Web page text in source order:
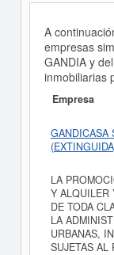
A
empresas
GANDIA y
inmobiliarias
Empresa
GANDICASA
LA
Y ALQUILER
DE TODA
LA
URBANAS,
SUJETAS AL